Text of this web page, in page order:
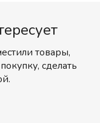
товары,
сделать